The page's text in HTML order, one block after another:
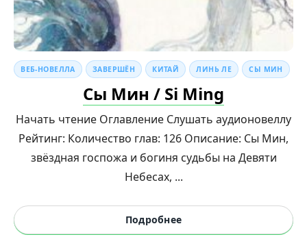
ВЕБ-НОВЕЛЛА ЗАВЕРШЁН КИТАЙ ЛИНЬ ЛЕ СЫ МИН
Сы Мин / Si Ming
Начать чтение Оглавление Слушать аудионовеллу
Рейтинг: Количество глав: 126 Описание: Сы Мин,
звёздная госпожа и богиня судьбы на Девяти
Небесах, ...
Подробнее